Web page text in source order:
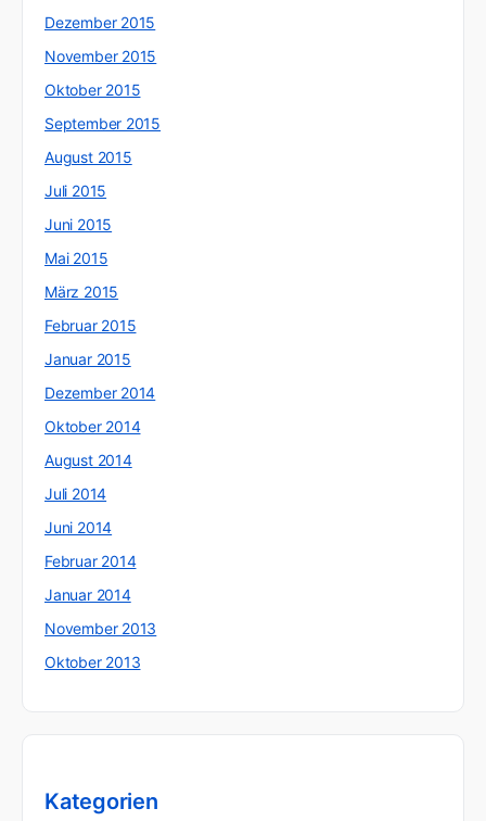
Dezember 2015
November 2015
Oktober 2015
September 2015
August 2015
Juli 2015
Juni 2015
Mai 2015
März 2015
Februar 2015
Januar 2015
Dezember 2014
Oktober 2014
August 2014
Juli 2014
Juni 2014
Februar 2014
Januar 2014
November 2013
Oktober 2013
Kategorien